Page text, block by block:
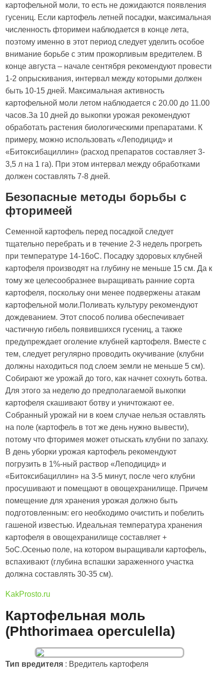
картофельной моли, то есть не дожидаются появления
гусениц. Если картофель летней посадки, максимальная
численность фторимеи наблюдается в конце лета,
поэтому именно в этот период следует уделить особое
внимание борьбе с этим прожорливым вредителем. В
конце августа – начале сентября рекомендуют провести
1-2 опрыскивания, интервал между которыми должен
быть 10-15 дней. Максимальная активность
картофельной моли летом наблюдается с 20.00 до 11.00
часов.За 10 дней до выкопки урожая рекомендуют
обработать растения биологическими препаратами. К
примеру, можно использовать «Леподицид» и
«Битоксибациллин» (расход препаратов составляет 3-
3,5 л на 1 га). При этом интервал между обработками
должен составлять 7-8 дней.
Безопасные методы борьбы с
фторимеей
Семенной картофель перед посадкой следует
тщательно перебрать и в течение 2-3 недель прогреть
при температуре 14-16оС. Посадку здоровых клубней
картофеля производят на глубину не меньше 15 см. Да к
тому же целесообразнее выращивать ранние сорта
картофеля, поскольку они менее подвержены атакам
картофельной моли.Поливать культуру рекомендуют
дождеванием. Этот способ полива обеспечивает
частичную гибель появившихся гусениц, а также
предупреждает оголение клубней картофеля. Вместе с
тем, следует регулярно проводить окучивание (клубни
должны находиться под слоем земли не меньше 5 см).
Собирают же урожай до того, как начнет сохнуть ботва.
Для этого за неделю до предполагаемой выкопки
картофеля скашивают ботву и уничтожают ее.
Собранный урожай ни в коем случае нельзя оставлять
на поле (картофель в тот же день нужно вывести),
потому что фторимея может отыскать клубни по запаху.
В день уборки урожая картофель рекомендуют
погрузить в 1%-ный раствор «Леподицид» и
«Битоксибациллин» на 3-5 минут, после чего клубни
просушивают и помещают в овощехранилище. Причем
помещение для хранения урожая должно быть
подготовленным: его необходимо очистить и побелить
гашеной известью. Идеальная температура хранения
картофеля в овощехранилище составляет +
5оС.Осенью поле, на котором выращивали картофель,
вспахивают (глубина вспашки зараженного участка
должна составлять 30-35 см).
KakProsto.ru
Картофельная моль
(Phthorimaea operculella)
Тип вредителя : Вредитель картофеля